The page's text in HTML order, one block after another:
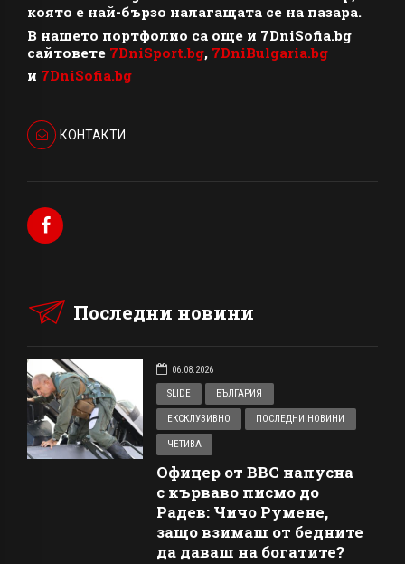
която е най-бързо налагащата се на пазара.
В нашето портфолио са още и 7DniSofia.bg
сайтовете 7DniSport.bg, 7DniBulgaria.bg
и 7DniSofia.bg
КОНТАКТИ
Последни новини
06.08.2026
SLIDE
БЪЛГАРИЯ
ЕКСКЛУЗИВНО ПОСЛЕДНИ НОВИНИ
ЧЕТИВА
Офицер от ВВС напусна
с кърваво писмо до
Радев: Чичо Румене,
защо взимаш от бедните
да даваш на богатите?